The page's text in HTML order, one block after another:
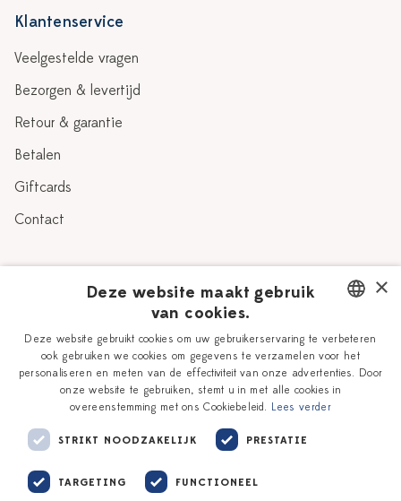
Klantenservice
Veelgestelde vragen
Bezorgen & levertijd
Retour & garantie
Betalen
Giftcards
Contact
Verhaal
Onze plateelschilders
Delfts Blauw
Workshops
Vacatures
Zakelijk
DUTCH
ENGLISH
×
Deze website maakt gebruik
van cookies.
Deze website gebruikt cookies om uw gebruikerservaring te verbeteren
ook gebruiken we cookies om gegevens te verzamelen voor het
personaliseren en meten van de effectiviteit van onze advertenties. Door
onze website te gebruiken, stemt u in met alle cookies in
overeenstemming met ons Cookiebeleid. Lees verder
STRIKT NOODZAKELIJK PRESTATIE
TARGETING FUNCTIONEEL